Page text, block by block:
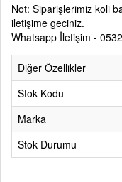
Not: Siparişlerimiz koli
iletişime geciniz.
Whatsapp İletişim -
Diğer Özellikler
Stok Kodu
Marka
Stok Durumu